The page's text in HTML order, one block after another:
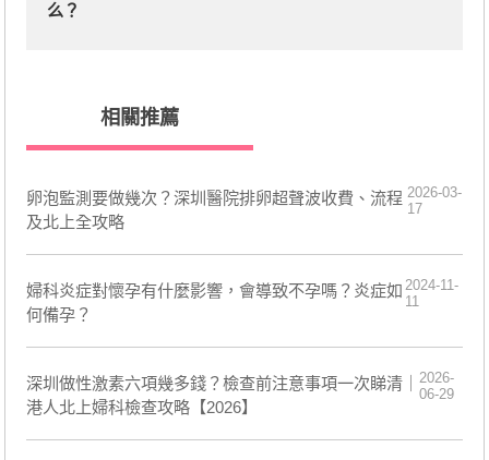
么？
相關推薦
卵泡監測要做幾次？深圳醫院排卵超聲波收費、流程
及北上全攻略
2026-03-
17
婦科炎症對懷孕有什麼影響，會導致不孕嗎？炎症如
何備孕？
2024-11-
11
深圳做性激素六項幾多錢？檢查前注意事項一次睇清｜
港人北上婦科檢查攻略【2026】
2026-
06-29